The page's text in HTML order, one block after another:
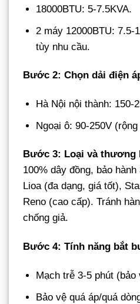
18000BTU: 5-7.5KVA.
2 máy 12000BTU: 7.5-
tùy nhu cầu.
Bước 2: Chọn dải điện
Hà Nội nội thành: 150-
Ngoại ô: 90-250V
Bước 3: Loại và thương
100% dây đồng, bảo hành
Lioa (đa dạng, giá tốt),
Reno (cao cấp). Tránh
chống giả.
Bước 4: Tính năng bắt
Mạch trễ 3-5 phút
Bảo vệ quá áp/quá